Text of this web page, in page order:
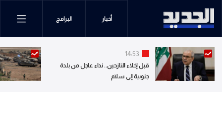
أخبار البرامج
14:53
قبل إخلاء النازحين.. نداء عاجل من بلدة
جنوبية إلى سلام